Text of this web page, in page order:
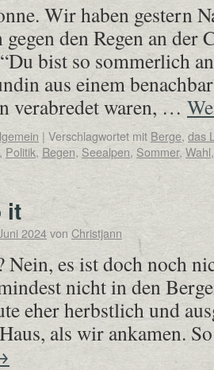
Wir haben gestern
den Regen an der
bist so sommerlich
aus einem
verabredet waren, …
| Verschlagwortet mit Berge, das
, Politik, Regen, Seealpen, Sommer, Wahl
it
2024von Christjann
Nein, es ist doch noch
nicht in den
eher herbstlich und
als wir ankamen.